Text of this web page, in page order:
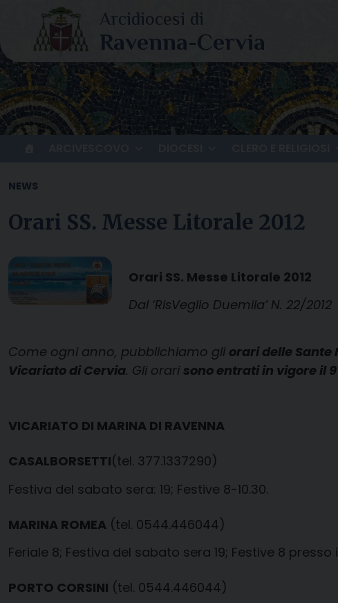
content
NEWS
Orari SS. Messe Litorale 2012
Orari SS. Messe Litorale 2012
Dal ‘RisVeglio Duemila’ N. 22/2012
Come ogni anno, pubblichiamo gli orari delle Sante
Vicariato di Cervia. Gli orari sono entrati in vigore il
VICARIATO DI MARINA DI RAVENNA
CASALBORSETTI(tel. 377.1337290)
Festiva del sabato sera: 19; Festive 8-10.30.
MARINA ROMEA (tel. 0544.446044)
Feriale 8; Festiva del sabato sera 19; Festive 8 presso il
PORTO CORSINI (tel. 0544.446044)